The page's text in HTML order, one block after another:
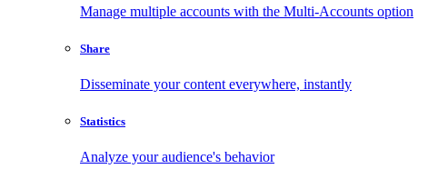
Manage multiple accounts with the Multi-Accounts option
Share
Disseminate your content everywhere, instantly
Statistics
Analyze your audience's behavior